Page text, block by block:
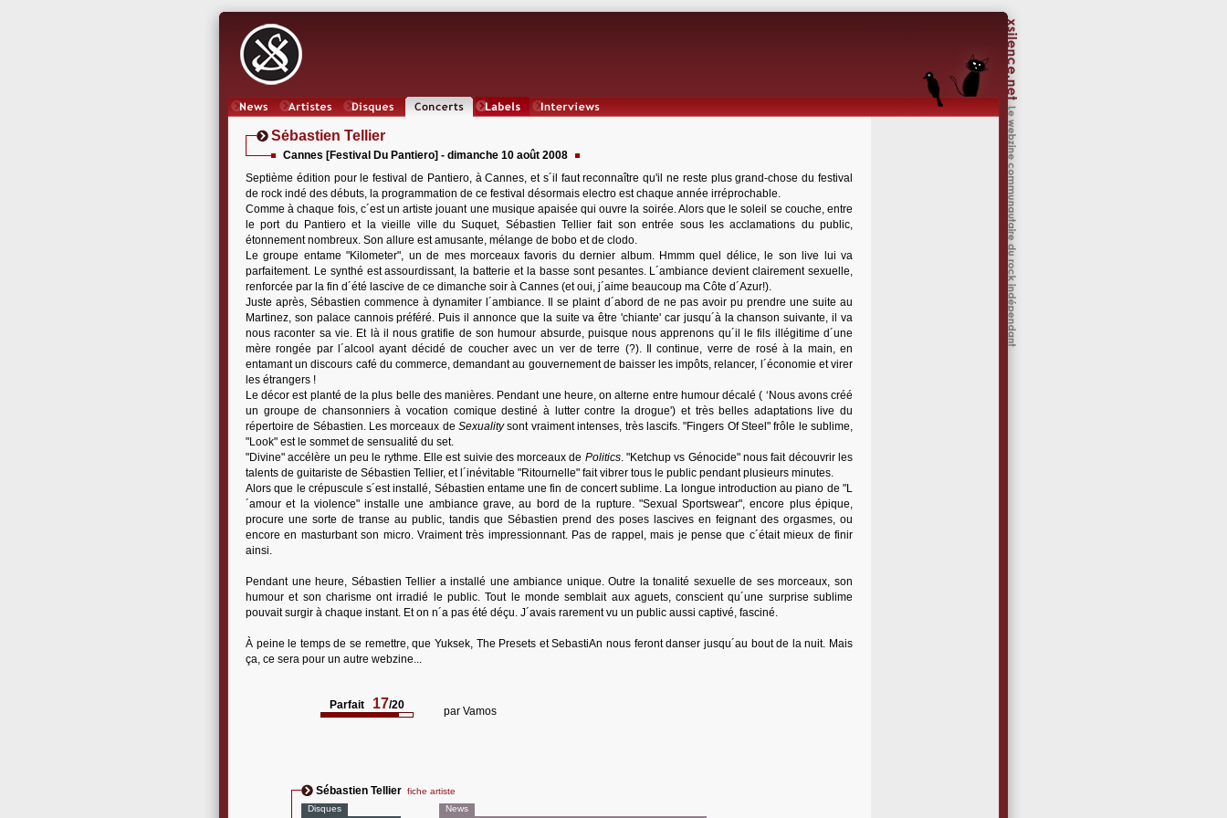
Sébastien Tellier
Cannes [Festival Du Pantiero] - dimanche 10 août 2008
Septième édition pour le festival de Pantiero, à Cannes, et s´il faut reconnaître qu'il ne reste plus grand-chose du festival
de rock indé des débuts, la programmation de ce festival désormais electro est chaque année irréprochable.
Comme à chaque fois, c´est un artiste jouant une musique apaisée qui ouvre la soirée. Alors que le soleil se couche, entre
le port du Pantiero et la vieille ville du Suquet, Sébastien Tellier fait son entrée sous les acclamations du public,
étonnement nombreux. Son allure est amusante, mélange de bobo et de clodo.
Le groupe entame "Kilometer", un de mes morceaux favoris du dernier album. Hmmm quel délice, le son live lui va
parfaitement. Le synthé est assourdissant, la batterie et la basse sont pesantes. L´ambiance devient clairement sexuelle,
renforcée par la fin d´été lascive de ce dimanche soir à Cannes (et oui, j´aime beaucoup ma Côte d´Azur!).
Juste après, Sébastien commence à dynamiter l´ambiance. Il se plaint d´abord de ne pas avoir pu prendre une suite au
Martinez, son palace cannois préféré. Puis il annonce que la suite va être 'chiante' car jusqu´à la chanson suivante, il va
nous raconter sa vie. Et là il nous gratifie de son humour absurde, puisque nous apprenons qu´il le fils illégitime d´une
mère rongée par l´alcool ayant décidé de coucher avec un ver de terre (?). Il continue, verre de rosé à la main, en
entamant un discours café du commerce, demandant au gouvernement de baisser les impôts, relancer, l´économie et virer
les étrangers !
Le décor est planté de la plus belle des manières. Pendant une heure, on alterne entre humour décalé ( ‘Nous avons créé
un groupe de chansonniers à vocation comique destiné à lutter contre la drogue') et très belles adaptations live du
répertoire de Sébastien. Les morceaux deSexualitysont vraiment intenses, très lascifs. "Fingers Of Steel" frôle le sublime,
"Look" est le sommet de sensualité du set.
"Divine" accélère un peu le rythme. Elle est suivie des morceaux de Politics. "Ketchup vs Génocide" nous fait découvrir les
talents de guitariste de Sébastien Tellier, et l´inévitable "Ritournelle" fait vibrer tous le public pendant plusieurs minutes.
Alors que le crépuscule s´est installé, Sébastien entame une fin de concert sublime. La longue introduction au piano de "L
´amour et la violence" installe une ambiance grave, au bord de la rupture. "Sexual Sportswear", encore plus épique,
procure une sorte de transe au public, tandis que Sébastien prend des poses lascives en feignant des orgasmes, ou
encore en masturbant son micro. Vraiment très impressionnant. Pas de rappel, mais je pense que c´était mieux de finir
ainsi.
Pendant une heure, Sébastien Tellier a installé une ambiance unique. Outre la tonalité sexuelle de ses morceaux, son
humour et son charisme ont irradié le public. Tout le monde semblait aux aguets, conscient qu´une surprise sublime
pouvait surgir à chaque instant. Et on n´a pas été déçu. J´avais rarement vu un public aussi captivé, fasciné.
À peine le temps de se remettre, que Yuksek, The Presets et SebastiAn nous feront danser jusqu´au bout de la nuit. Mais
ça, ce sera pour un autre webzine...
Parfait 17/20 par Vamos
Sébastien Tellier fiche artiste
Disques
News